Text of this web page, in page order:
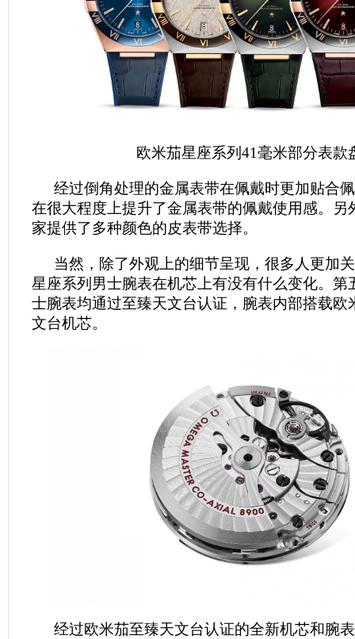
欧米茄星座系列41毫米部分表款
经过倒角处理的金属表带在佩戴时更加贴合
在很大程度上提升了金属表带的佩戴使用感。另
家提供了多种颜色的皮表带选择。
当然，除了外观上的细节呈现，很多人更加
星座系列男士腕表在机芯上有没有什么变化。第
士腕表均通过至臻天文台认证，腕表内部搭载欧
文台机芯。
经过欧米茄至臻天文台认证的全新机芯和腕